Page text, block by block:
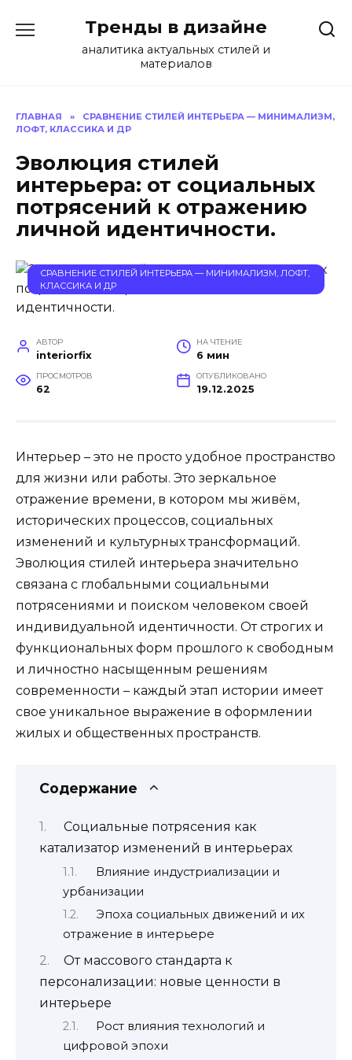
содержанию
Тренды в дизайне
аналитика актуальных стилей и
материалов
ГЛАВНАЯ »
СРАВНЕНИЕ СТИЛЕЙ ИНТЕРЬЕРА — МИНИМАЛИЗМ,
ЛОФТ, КЛАССИКА И ДР
Эволюция стилей
интерьера: от социальных
потрясений к отражению
личной идентичности.
СРАВНЕНИЕ СТИЛЕЙ ИНТЕРЬЕРА — МИНИМАЛИЗМ, ЛОФТ,
КЛАССИКА И ДР
АВТОР
interiorfix
НА ЧТЕНИЕ
6 мин
ПРОСМОТРОВ
62
ОПУБЛИКОВАНО
19.12.2025
Интерьер – это не просто удобное пространство
для жизни или работы. Это зеркальное
отражение времени, в котором мы живём,
исторических процессов, социальных
изменений и культурных трансформаций.
Эволюция стилей интерьера значительно
связана с глобальными социальными
потрясениями и поиском человеком своей
индивидуальной идентичности. От строгих и
функциональных форм прошлого к свободным
и личностно насыщенным решениям
современности – каждый этап истории имеет
свое уникальное выражение в оформлении
жилых и общественных пространств.
Содержание
Социальные потрясения как
катализатор изменений в интерьерах
Влияние индустриализации и
урбанизации
Эпоха социальных движений и их
отражение в интерьере
От массового стандарта к
персонализации: новые ценности в
интерьере
Рост влияния технологий и
цифровой эпохи